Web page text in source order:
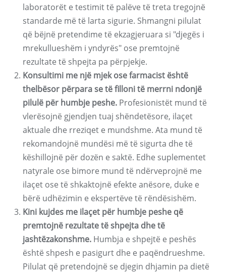
laboratorët e testimit të palëve të treta tregojnë
standarde më të larta sigurie. Shmangni pilulat
që bëjnë pretendime të ekzagjeruara si "djegës i
mrekullueshëm i yndyrës" ose premtojnë
rezultate të shpejta pa përpjekje.
Konsultimi me një mjek ose farmacist është
thelbësor përpara se të filloni të merrni ndonjë
pilulë për humbje peshe. Profesionistët mund të
vlerësojnë gjendjen tuaj shëndetësore, ilaçet
aktuale dhe rreziqet e mundshme. Ata mund të
rekomandojnë mundësi më të sigurta dhe të
këshillojnë për dozën e saktë. Edhe suplementet
natyrale ose bimore mund të ndërveprojnë me
ilaçet ose të shkaktojnë efekte anësore, duke e
bërë udhëzimin e ekspertëve të rëndësishëm.
Kini kujdes me ilaçet për humbje peshe që
premtojnë rezultate të shpejta dhe të
jashtëzakonshme. Humbja e shpejtë e peshës
është shpesh e pasigurt dhe e paqëndrueshme.
Pilulat që pretendojnë se djegin dhjamin pa dietë